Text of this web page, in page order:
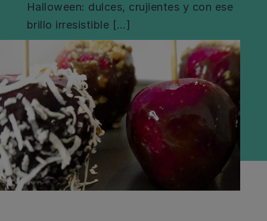
Halloween: dulces, crujientes y con ese
brillo irresistible […]